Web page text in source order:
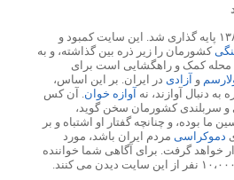
فضول محله در ۱۳ اسفند ۱۳۸۷ پایه گذاری شد. این سایت کمبود و
کشورمان را زیر ذره بین گذاشته، و به
کمک و راهگشایی است برای
و آزادی در ایران. بر این اساس،
دنبال آوازند، نه آوازه خوان . آن کس
و سربلندی کشورمان سخن گوید،
بوده، و چنانچه گفتار او اشتباه و بر
دموکراسی مردم ایران باشد، مورد
خواهد گرفت. برای آگاهی شما خواننده